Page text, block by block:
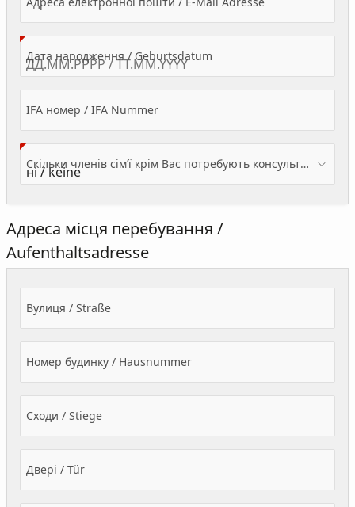
Дата народження / Geburtsdatum
IFA номер / IFA Nummer
Скільки членів сім’ї крім Вас потребують консультації? / Wieviele Familienmitglieder brauchen Beratung - zusätzlich zu Ihnen?
Адреса місця перебування /
Aufenthaltsadresse
Вулиця / Straße
Номер будинку / Hausnummer
Сходи / Stiege
Двері / Tür